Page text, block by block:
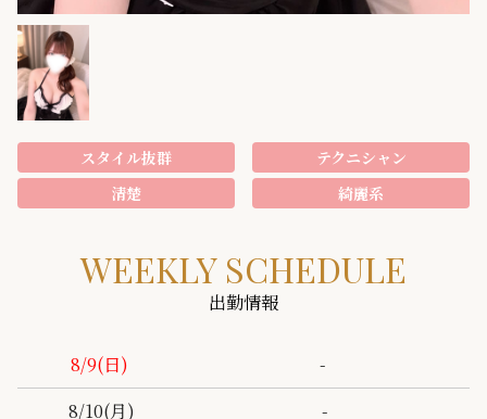
スタイル抜群
テクニシャン
清楚
綺麗系
WEEKLY SCHEDULE
出勤情報
8/9(日)
-
8/10(月)
-